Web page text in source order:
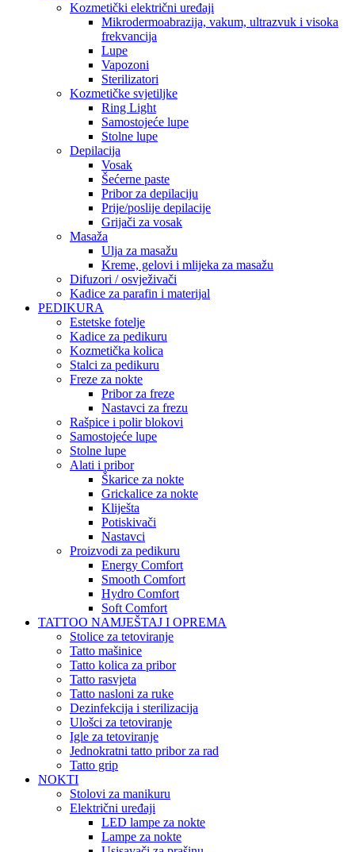
Kozmetički električni uređaji
Mikrodermoabrazija, vakum, ultrazvuk i visoka
frekvancija
Lupe
Vapozoni
Sterilizatori
Kozmetičke svjetiljke
Ring Light
Samostojeće lupe
Stolne lupe
Depilacija
Vosak
Šećerne paste
Pribor za depilaciju
Prije/poslije depilacije
Grijači za vosak
Masaža
Ulja za masažu
Kreme, gelovi i mlijeka za masažu
Difuzori / osvježivači
Kadice za parafin i materijal
PEDIKURA
Estetske fotelje
Kadice za pedikuru
Kozmetička kolica
Stalci za pedikuru
Freze za nokte
Pribor za freze
Nastavci za frezu
Rašpice i polir blokovi
Samostojeće lupe
Stolne lupe
Alati i pribor
Škarice za nokte
Grickalice za nokte
Kliješta
Potiskivači
Nastavci
Proizvodi za pedikuru
Energy Comfort
Smooth Comfort
Hydro Comfort
Soft Comfort
TATTOO NAMJEŠTAJ I OPREMA
Stolice za tetoviranje
Tatto mašinice
Tatto kolica za pribor
Tatto rasvjeta
Tatto nasloni za ruke
Dezinfekcija i sterilizacija
Ulošci za tetoviranje
Igle za tetoviranje
Jednokratni tatto pribor za rad
Tatto grip
NOKTI
Stolovi za manikuru
Električni uređaji
LED lampe za nokte
Lampe za nokte